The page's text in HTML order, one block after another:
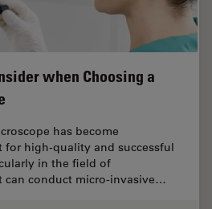
when Choosing a
has become
for high-quality and successful
in the field of
can conduct micro-invasive…